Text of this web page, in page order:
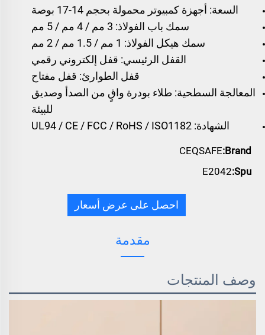
السعة: أجهزة كمبيوتر محمولة بحجم 14-17 بوصة
سمك باب الفولاذ: 3 مم / 4 مم / 5 مم
سمك هيكل الفولاذ: 1 مم / 1.5 مم / 2 مم
القفل الرئيسي: قفل إلكتروني رقمي
قفل الطوارئ: قفل مفتاح
المعالجة السطحية: طلاء بودرة واقٍ من الصدأ وصديق
للبيئة
الشهادة: UL94 / CE / FCC / RoHS / ISO1182
Brand:
CEQSAFE
Spu:
E2042
احصل على عرض أسعار
مقدمة
وصف المنتجات